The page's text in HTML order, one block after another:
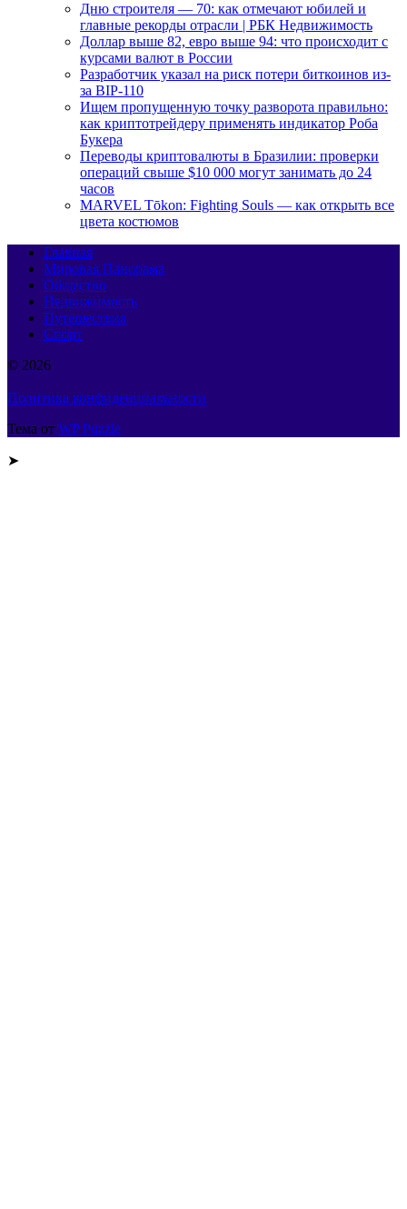
Дню строителя — 70: как отмечают юбилей и
главные рекорды отрасли | РБК Недвижимость
Доллар выше 82, евро выше 94: что происходит с
курсами валют в России
Разработчик указал на риск потери биткоинов из-
за BIP-110
Ищем пропущенную точку разворота правильно:
как криптотрейдеру применять индикатор Роба
Букера
Переводы криптовалюты в Бразилии: проверки
операций свыше $10 000 могут занимать до 24
часов
MARVEL Tōkon: Fighting Souls — как открыть все
цвета костюмов
Главная
Мировая Панорама
Общество
Недвижимость
Путешествия
Спорт
© 2026
Политика конфиденциальности
Тема от WP Puzzle
➤